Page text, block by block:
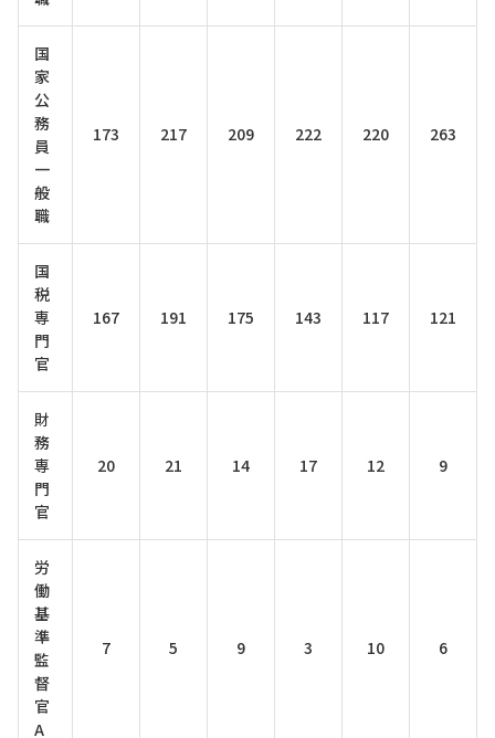
国
家
公
務
員
一
般
職
173 217 209 222 220 263
国
税
専
門
官
167 191 175 143 117 121
財
務
専
門
官
20 21 14 17 12 9
労
働
基
準
監
督
官
A
7 5 9 3 10 6